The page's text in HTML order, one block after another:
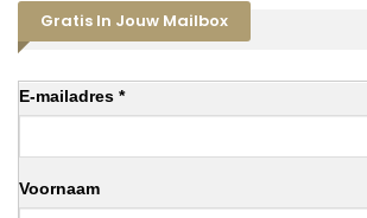
Gratis In Jouw Mailbox
E-mailadres *
Voornaam